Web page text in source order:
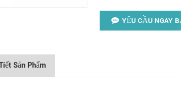
YÊU CẦU NGAY
Sản Phẩm